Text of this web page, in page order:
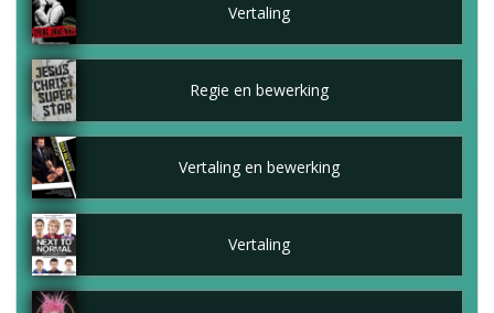
Vertaling
Regie en bewerking
Vertaling en bewerking
Vertaling